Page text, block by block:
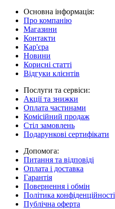
Основна інформація:
Про компанію
Магазини
Контакти
Кар'єра
Новини
Корисні статті
Відгуки клієнтів
Послуги та сервіси:
Акції та знижки
Оплата частинами
Комісійний продаж
Стіл замовлень
Подарункові сертифікати
Допомога:
Питання та відповіді
Оплата і доставка
Гарантія
Повернення і обмін
Політика конфіденційності
Публічна оферта